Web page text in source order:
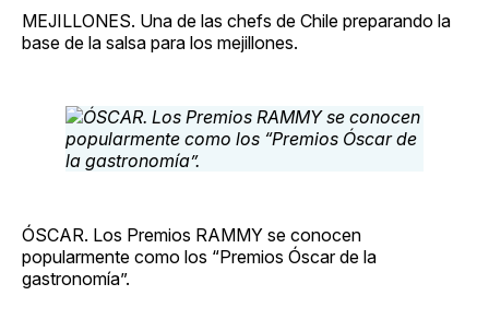
MEJILLONES. Una de las chefs de Chile preparando la
base de la salsa para los mejillones.
ÓSCAR. Los Premios RAMMY se conocen
popularmente como los “Premios Óscar de la
gastronomía”.